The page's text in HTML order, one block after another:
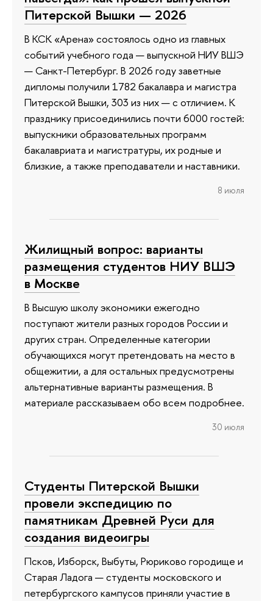
Питерской Вышки — 2026
В КСК «Арена» состоялось одно из главных
событий учебного года — выпускной НИУ ВШЭ
— Санкт-Петербург. В 2026 году заветные
дипломы получили 1782 бакалавра и магистра
Питерской Вышки, 303 из них — с отличием. К
празднику присоединились почти 6000 гостей:
выпускники образовательных программ
бакалавриата и магистратуры, их родные и
близкие, а также преподаватели и наставники.
8 июля
Жилищный вопрос: варианты
размещения студентов НИУ ВШЭ
в Москве
В Высшую школу экономики ежегодно
поступают жители разных городов России и
других стран. Определенные категории
обучающихся могут претендовать на место в
общежитии, а для остальных предусмотрены
альтернативные варианты размещения. В
материале рассказываем обо всем подробнее.
30 июля
Студенты Питерской Вышки
провели экспедицию по
памятникам Древней Руси для
создания видеоигры
Псков, Изборск, Выбуты, Рюриково городище и
Старая Ладога — студенты московского и
петербургского кампусов приняли участие в